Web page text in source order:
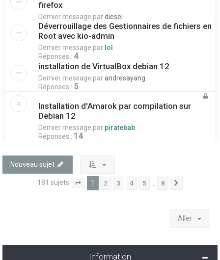
firefox
Dernier message pardiesel
Déverrouillage des Gestionnaires de fichiers en
Root avec kio-admin
Dernier message par lol
Réponses : 4
installation de VirtualBox debian 12
Dernier message parandresayang
Réponses : 5
Installation d'Amarok par compilation sur
Debian 12
Dernier message par piratebab
Réponses : 14
Nouveau sujet
181 sujets Page sur 8
1 2 3 4 5 8
Aller
Information